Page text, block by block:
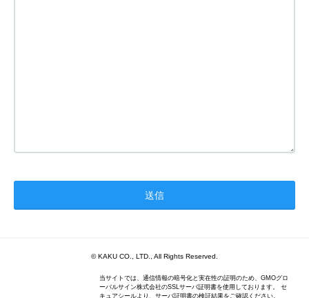
© KAKU CO., LTD., All Rights Reserved.
当サイトでは、通信情報の暗号化と実在性の証明のため、GMOグロ
ーバルサイン株式会社のSSLサーバ証明書を使用しております。 セ
キュアシールより、サーバ証明書の検証結果をご確認ください。